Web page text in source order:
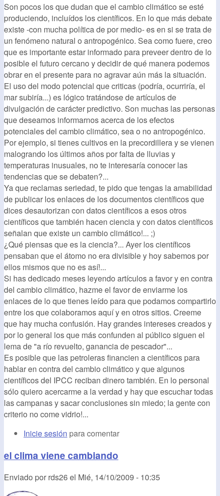
Son pocos los que dudan que el cambio climático se esté
produciendo, incluídos los científicos. En lo que más debate
existe -con mucha política de por medio- es en si se trata de
un fenómeno natural o antropogénico. Sea como fuere, creo
que es importante estar informado para preveer dentro de lo
posible el futuro cercano y decidir de qué manera podemos
obrar en el presente para no agravar aún más la situación.
El uso del modo potencial que criticas (podría, ocurriría, el
mar subiría...) es lógico tratándose de artículos de
divulgación de carácter predictivo. Son muchas las personas
que deseamos informarnos acerca de los efectos
potenciales del cambio climático, sea o no antropogénico.
Por ejemplo, si tienes cultivos en la precordillera y se vienen
malogrando los últimos años por falta de lluvias y
temperaturas inusuales, no te interesaría conocer las
tendencias que se debaten?...
Ya que reclamas seriedad, te pido que tengas la amabilidad
de publicar los enlaces de los documentos científicos que
dices desautorizan con datos científicos a esos otros
científicos que también hacen ciencia y con datos científicos
señalan que existe un cambio climático!... ;)
¿Qué piensas que es la ciencia?... Ayer los científicos
pensaban que el átomo no era divisible y hoy sabemos por
ellos mismos que no es así!...
Si has dedicado meses leyendo artículos a favor y en contra
del cambio climático, hazme el favor de enviarme los
enlaces de lo que tienes leído para que podamos compartirlo
entre los que colaboramos aquí y en otros sitios. Creeme
que hay mucha confusión. Hay grandes intereses creados y
por lo general los que más confunden al público siguen el
lema de "a río revuelto, ganancia de pescador"...
Es posible que las petroleras financien a científicos para
hablar en contra del cambio climático y que algunos
científicos del IPCC reciban dinero también. En lo personal
sólo quiero acercarme a la verdad y hay que escuchar todas
las campanas y sacar conclusiones sin miedo; la gente con
criterio no come vidrio!...
Inicie sesión para comentar
el clima viene cambiando
Enviado por rds26el Mié, 14/10/2009 - 10:35